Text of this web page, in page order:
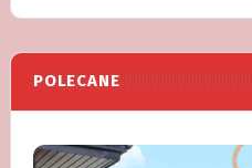
POLECANE